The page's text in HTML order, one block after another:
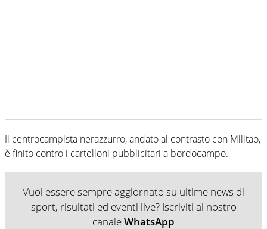
Il centrocampista nerazzurro, andato al contrasto con Militao,
è finito contro i cartelloni pubblicitari a bordocampo.
Vuoi essere sempre aggiornato su ultime news di
sport, risultati ed eventi live? Iscriviti al nostro
canaleWhatsApp